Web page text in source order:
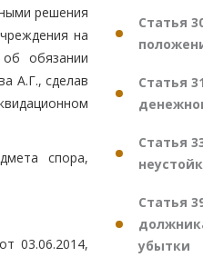
решения
на
обязании
А.Г., сделав
спора,
03.06.2014,
Статья
Статья
Статья
Статья
убытки